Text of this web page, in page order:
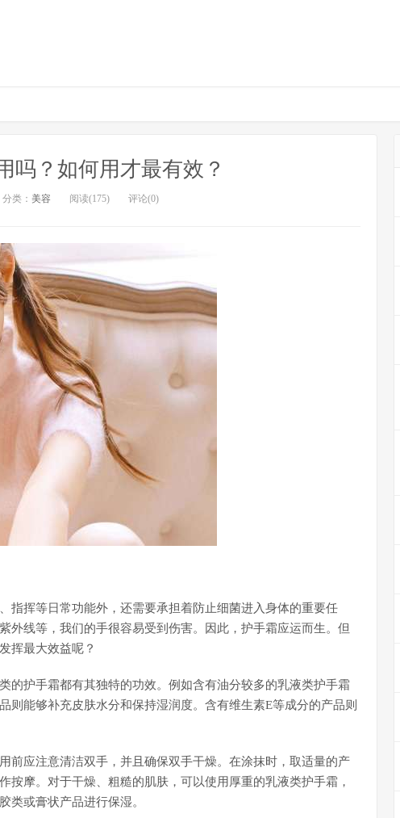
吗？如何用才最有效？
分类： 美容 阅读(175) 评论(0)
指挥等日常功能外，还需要承担着防止细菌进入身体的重要任
外线等，我们的手很容易受到伤害。因此，护手霜应运而生。但
挥最大效益呢？
的护手霜都有其独特的功效。例如含有油分较多的乳液类护手霜
则能够补充皮肤水分和保持湿润度。含有维生素E等成分的产品则
前应注意清洁双手，并且确保双手干燥。在涂抹时，取适量的产
按摩。对于干燥、粗糙的肌肤，可以使用厚重的乳液类护手霜，
类或膏状产品进行保湿。